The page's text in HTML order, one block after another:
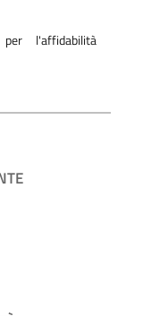
l'affidabilità